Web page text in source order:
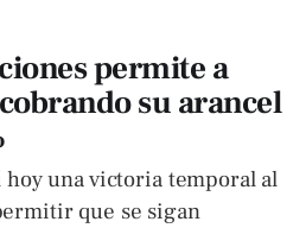
permite a
su arancel
una victoria temporal al
que se sigan